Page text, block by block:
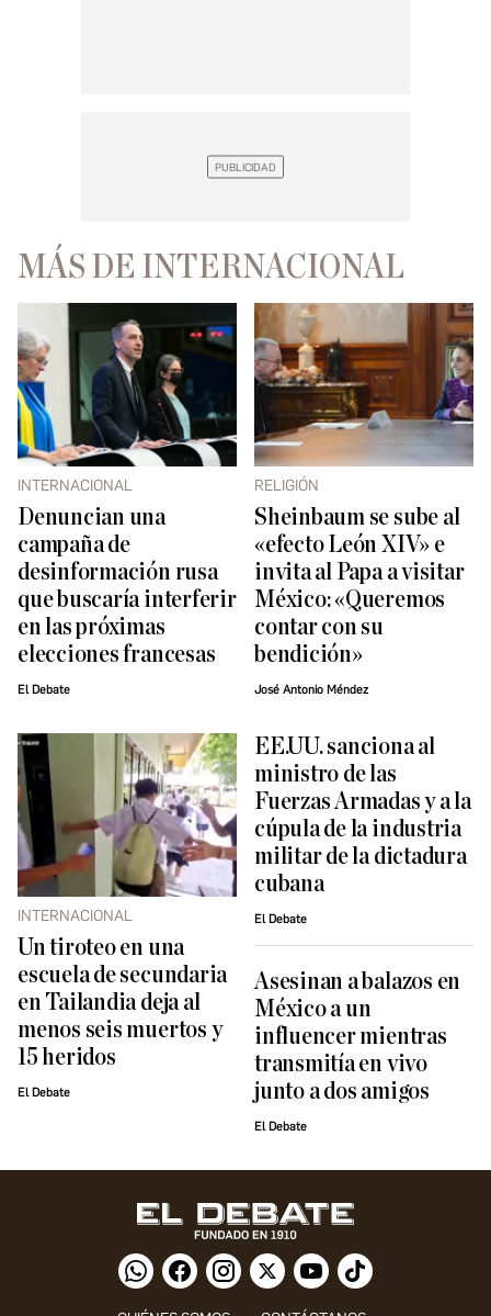
MÁS DE INTERNACIONAL
INTERNACIONAL
Denuncian una
campaña de
desinformación rusa
que buscaría interferir
en las próximas
elecciones francesas
El Debate
RELIGIÓN
Sheinbaum se sube al
«efecto León XIV» e
invita al Papa a visitar
México: «Queremos
contar con su
bendición»
José Antonio Méndez
INTERNACIONAL
Un tiroteo en una
escuela de secundaria
en Tailandia deja al
menos seis muertos y
15 heridos
El Debate
EE.UU. sanciona al
ministro de las
Fuerzas Armadas y a la
cúpula de la industria
militar de la dictadura
cubana
El Debate
Asesinan a balazos en
México a un
influencer mientras
transmitía en vivo
junto a dos amigos
El Debate